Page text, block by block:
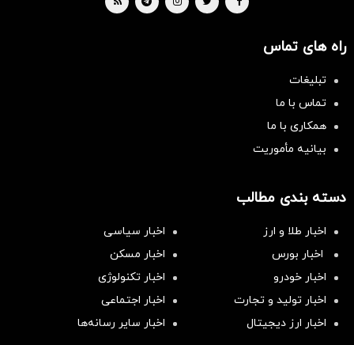
راه های تماس
تبلیغات
تماس با ما
همکاری با ما
بیانیه مأموریت
دسته بندی مطالب
اخبار طلا و ارز
اخبار سیاسی
اخبار بورس
اخبار مسکن
اخبار خودرو
اخبار تکنولوژی
اخبار تولید و تجارت
اخبار اجتماعی
اخبار ارز دیجیتال
اخبار سایر رسانه‌‌ها